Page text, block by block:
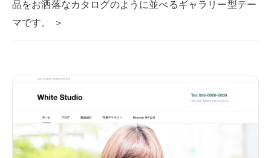
品をお洒落なカタログのように並べるギャラリー型テー
マです。 ＞